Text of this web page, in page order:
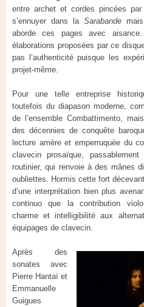
entre archet et cordes pincées
s’ennuyer dans la Sarabande
aborde ces pages avec
élaborations proposées par ce
pas l’authenticité puisque les
projet-même.
Pour une telle entreprise
toutefois du diapason moderne,
de l’ensemble Combattimento,
des décennies de conquête
lecture amère et emperruquée du
clavecin prosaïque,
routinier, qui renvoie à des mânes
oubliettes. Hormis cette fort
d’une interprétation bien plus
continuo que la contribution
charme et intelligibilité aux
équipages de clavecin.
Après des
sonates avec
Pierre Hantaï et
Emmanuelle
Guigues